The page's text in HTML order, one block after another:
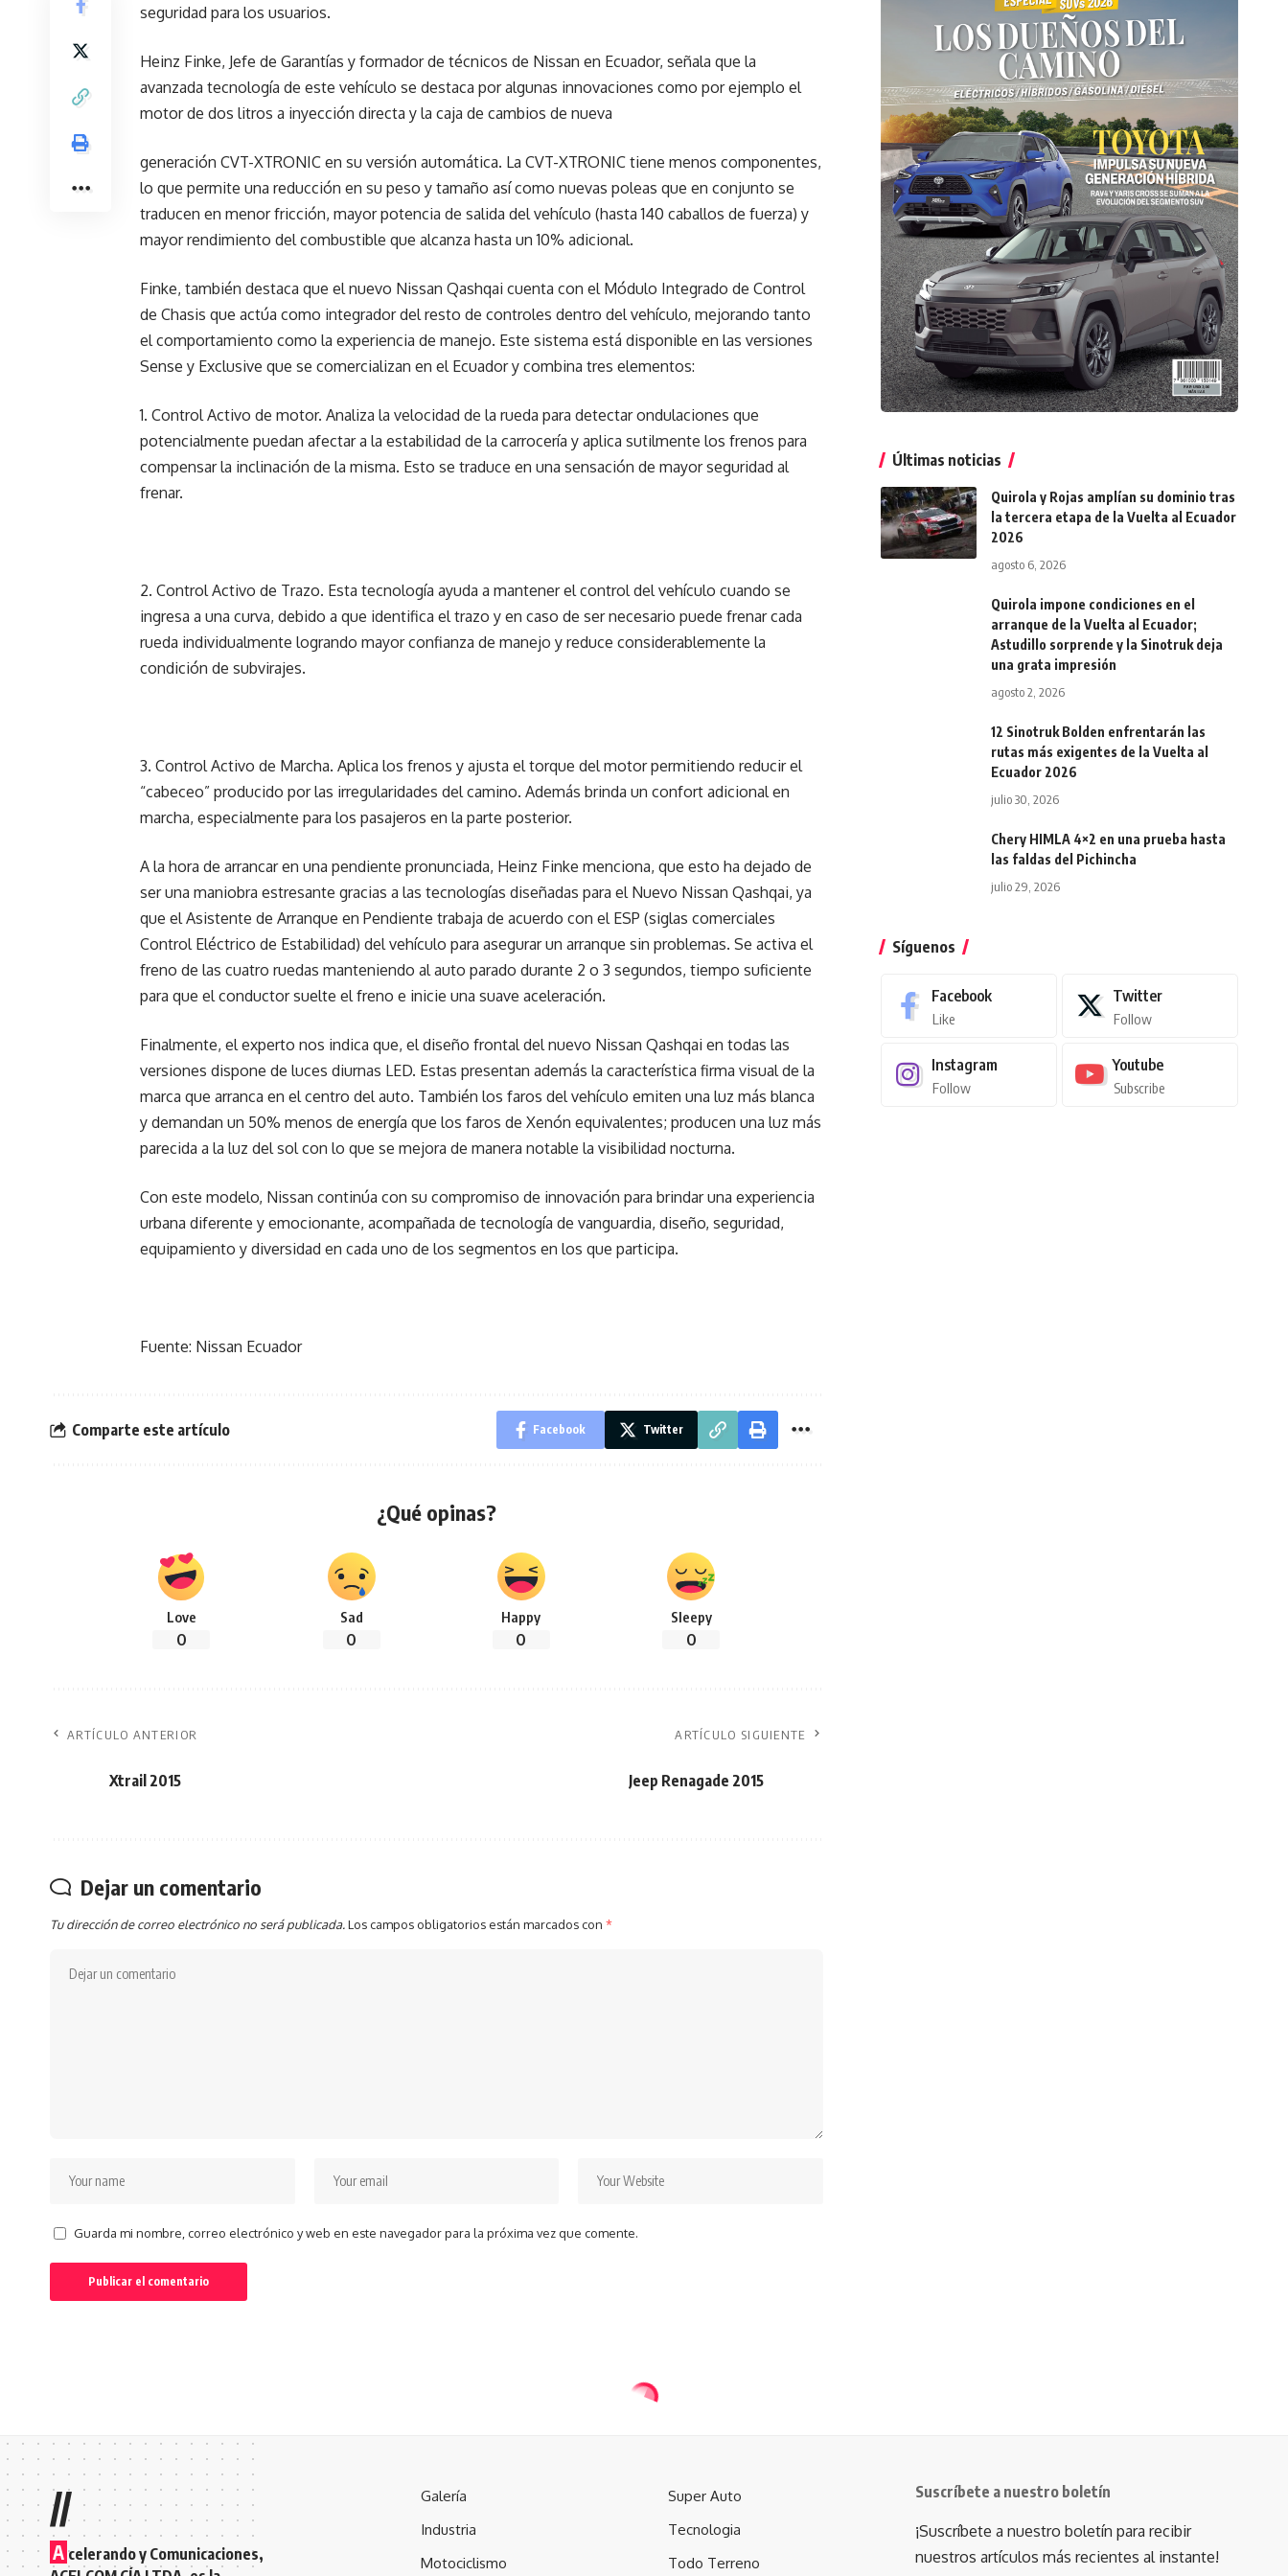
seguridad para los usuarios.
Heinz Finke, Jefe de Garantías y formador de técnicos de Nissan en Ecuador, señala que la
avanzada tecnología de este vehículo se destaca por algunas innovaciones como por ejemplo el
motor de dos litros a inyección directa y la caja de cambios de nueva
generación CVT-XTRONIC en su versión automática. La CVT-XTRONIC tiene menos componentes,
lo que permite una reducción en su peso y tamaño así como nuevas poleas que en conjunto se
traducen en menor fricción, mayor potencia de salida del vehículo (hasta 140 caballos de fuerza) y
mayor rendimiento del combustible que alcanza hasta un 10% adicional.
Finke, también destaca que el nuevo Nissan Qashqai cuenta con el Módulo Integrado de Control
de Chasis que actúa como integrador del resto de controles dentro del vehículo, mejorando tanto
el comportamiento como la experiencia de manejo. Este sistema está disponible en las versiones
Sense y Exclusive que se comercializan en el Ecuador y combina tres elementos:
1. Control Activo de motor. Analiza la velocidad de la rueda para detectar ondulaciones que
potencialmente puedan afectar a la estabilidad de la carrocería y aplica sutilmente los frenos para
compensar la inclinación de la misma. Esto se traduce en una sensación de mayor seguridad al
frenar.
2. Control Activo de Trazo. Esta tecnología ayuda a mantener el control del vehículo cuando se
ingresa a una curva, debido a que identifica el trazo y en caso de ser necesario puede frenar cada
rueda individualmente logrando mayor confianza de manejo y reduce considerablemente la
condición de subvirajes.
3. Control Activo de Marcha. Aplica los frenos y ajusta el torque del motor permitiendo reducir el
“cabeceo” producido por las irregularidades del camino. Además brinda un confort adicional en
marcha, especialmente para los pasajeros en la parte posterior.
A la hora de arrancar en una pendiente pronunciada, Heinz Finke menciona, que esto ha dejado de
ser una maniobra estresante gracias a las tecnologías diseñadas para el Nuevo Nissan Qashqai, ya
que el Asistente de Arranque en Pendiente trabaja de acuerdo con el ESP (siglas comerciales
Control Eléctrico de Estabilidad) del vehículo para asegurar un arranque sin problemas. Se activa el
freno de las cuatro ruedas manteniendo al auto parado durante 2 o 3 segundos, tiempo suficiente
para que el conductor suelte el freno e inicie una suave aceleración.
Finalmente, el experto nos indica que, el diseño frontal del nuevo Nissan Qashqai en todas las
versiones dispone de luces diurnas LED. Estas presentan además la característica firma visual de la
marca que arranca en el centro del auto. También los faros del vehículo emiten una luz más blanca
y demandan un 50% menos de energía que los faros de Xenón equivalentes; producen una luz más
parecida a la luz del sol con lo que se mejora de manera notable la visibilidad nocturna.
Con este modelo, Nissan continúa con su compromiso de innovación para brindar una experiencia
urbana diferente y emocionante, acompañada de tecnología de vanguardia, diseño, seguridad,
equipamiento y diversidad en cada uno de los segmentos en los que participa.
Fuente: Nissan Ecuador
Comparte este artículo Facebook Twitter
¿Qué opinas?
Love
0
Sad
0
Happy
0
Sleepy
0
ARTÍCULO ANTERIOR
Xtrail 2015
ARTÍCULO SIGUIENTE
Jeep Renagade 2015
Dejar un comentario
Tu dirección de correo electrónico no será publicada.Los campos obligatorios están marcados con *
Guarda mi nombre, correo electrónico y web en este navegador para la próxima vez que comente.
Últimas noticias
Quirola y Rojas amplían su dominio tras
la tercera etapa de la Vuelta al Ecuador
2026
agosto 6, 2026
Quirola impone condiciones en el
arranque de la Vuelta al Ecuador;
Astudillo sorprende y la Sinotruk deja
una grata impresión
agosto 2, 2026
12 Sinotruk Bolden enfrentarán las
rutas más exigentes de la Vuelta al
Ecuador 2026
julio 30, 2026
Chery HIMLA 4×2 en una prueba hasta
las faldas del Pichincha
julio 29, 2026
Síguenos
Facebook
Like
Twitter
Follow
Instagram
Follow
Youtube
Subscribe
//
A celerando y Comunicaciones,
Galería
Industria
Motociclismo
Super Auto
Tecnologia
Todo Terreno
Suscríbete a nuestro boletín
¡Suscríbete a nuestro boletín para recibir
nuestros artículos más recientes al instante!